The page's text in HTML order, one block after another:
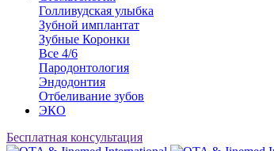
Голливудская улыбка
Зубной имплантат
Зубные Коронки
Все 4/6
Пародонтология
Эндодонтия
Отбеливание зубов
ЭКО
Бесплатная консультация